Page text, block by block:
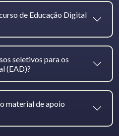
de Educação Digital
seletivos para os
(EAD)?
material de apoio